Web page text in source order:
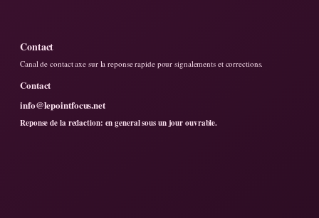
Contact
Canal de contact axe sur la reponse rapide pour signalements et corrections.
Contact
info@lepointfocus.net
Reponse de la redaction: en general sous un jour ouvrable.